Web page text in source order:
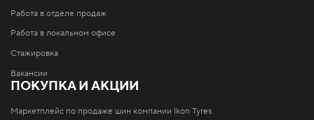
Работа в отделе продаж
Работа в локальном офисе
Стажировка
Вакансии
ПОКУПКА И АКЦИИ
Маркетплейс по продаже шин компании Ikon Tyres